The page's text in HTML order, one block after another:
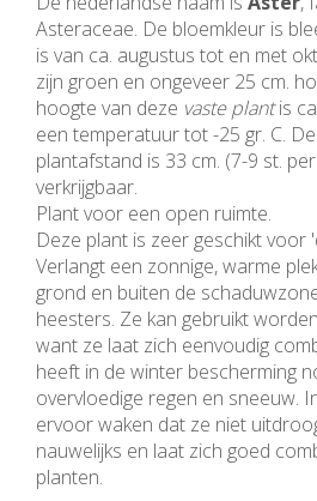
Asteraceae. De bloemkleur is
is van ca. augustus tot en met
zijn groen en ongeveer 25 cm.
hoogte van deze vaste plantis
een temperatuur tot -25 gr. C.
plantafstand is 33 cm. (7-9 st.
verkrijgbaar.
Plant voor een open ruimte.
Deze plant is zeer geschikt voor
Verlangt een zonnige, warme
grond en buiten de
heesters. Ze kan gebruikt
want ze laat zich eenvoudig
heeft in de winter bescherming
overvloedige regen en sneeuw.
ervoor waken dat ze niet
nauwelijks en laat zich goed
planten.